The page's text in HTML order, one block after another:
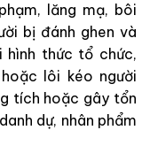
lăng mạ, bôi
bị đánh ghen và
hình thức tổ chức,
lôi kéo người
tích hoặc gây tổn
dự, nhân phẩm